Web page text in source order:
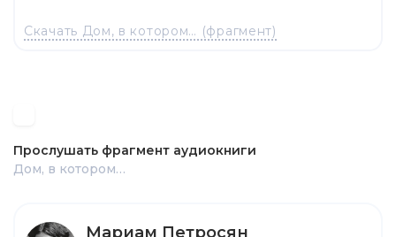
Скачать Дом, в котором… (фрагмент)
Прослушать фрагмент аудиокниги
Дом, в котором…
Мариам Петросян